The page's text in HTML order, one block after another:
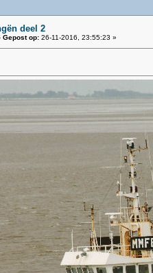
deel 2
Gepost op: 26-11-2016, 23:55:23 »